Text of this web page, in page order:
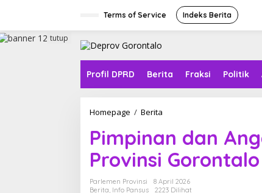
a
Terms of Service Indeks Berita
Profil DPRD Berita Fraksi Politik
tutup
Homepage / Berita
m
p
a
n
Pimpinan dan
Provinsi
Parlemen Provinsi
8 April 2026
Berita, Info Pansus 2223 Dilihat